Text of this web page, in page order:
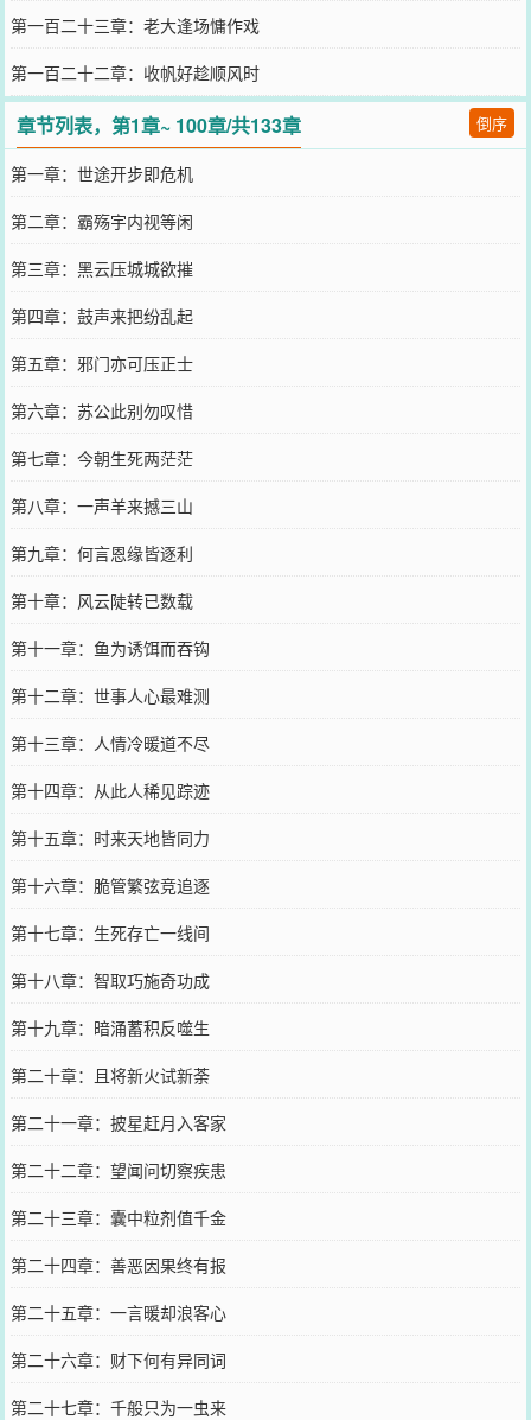
第一百二十三章：老大逢场慵作戏
第一百二十二章：收帆好趁顺风时
章节列表，第1章~ 100章/共133章 倒序
第一章：世途开步即危机
第二章：霸殇宇内视等闲
第三章：黑云压城城欲摧
第四章：鼓声来把纷乱起
第五章：邪门亦可压正士
第六章：苏公此别勿叹惜
第七章：今朝生死两茫茫
第八章：一声羊来撼三山
第九章：何言恩缘皆逐利
第十章：风云陡转已数载
第十一章：鱼为诱饵而吞钩
第十二章：世事人心最难测
第十三章：人情冷暖道不尽
第十四章：从此人稀见踪迹
第十五章：时来天地皆同力
第十六章：脆管繁弦竞追逐
第十七章：生死存亡一线间
第十八章：智取巧施奇功成
第十九章：暗涌蓄积反噬生
第二十章：且将新火试新荼
第二十一章：披星赶月入客家
第二十二章：望闻问切察疾患
第二十三章：囊中粒剂值千金
第二十四章：善恶因果终有报
第二十五章：一言暖却浪客心
第二十六章：财下何有异同词
第二十七章：千般只为一虫来